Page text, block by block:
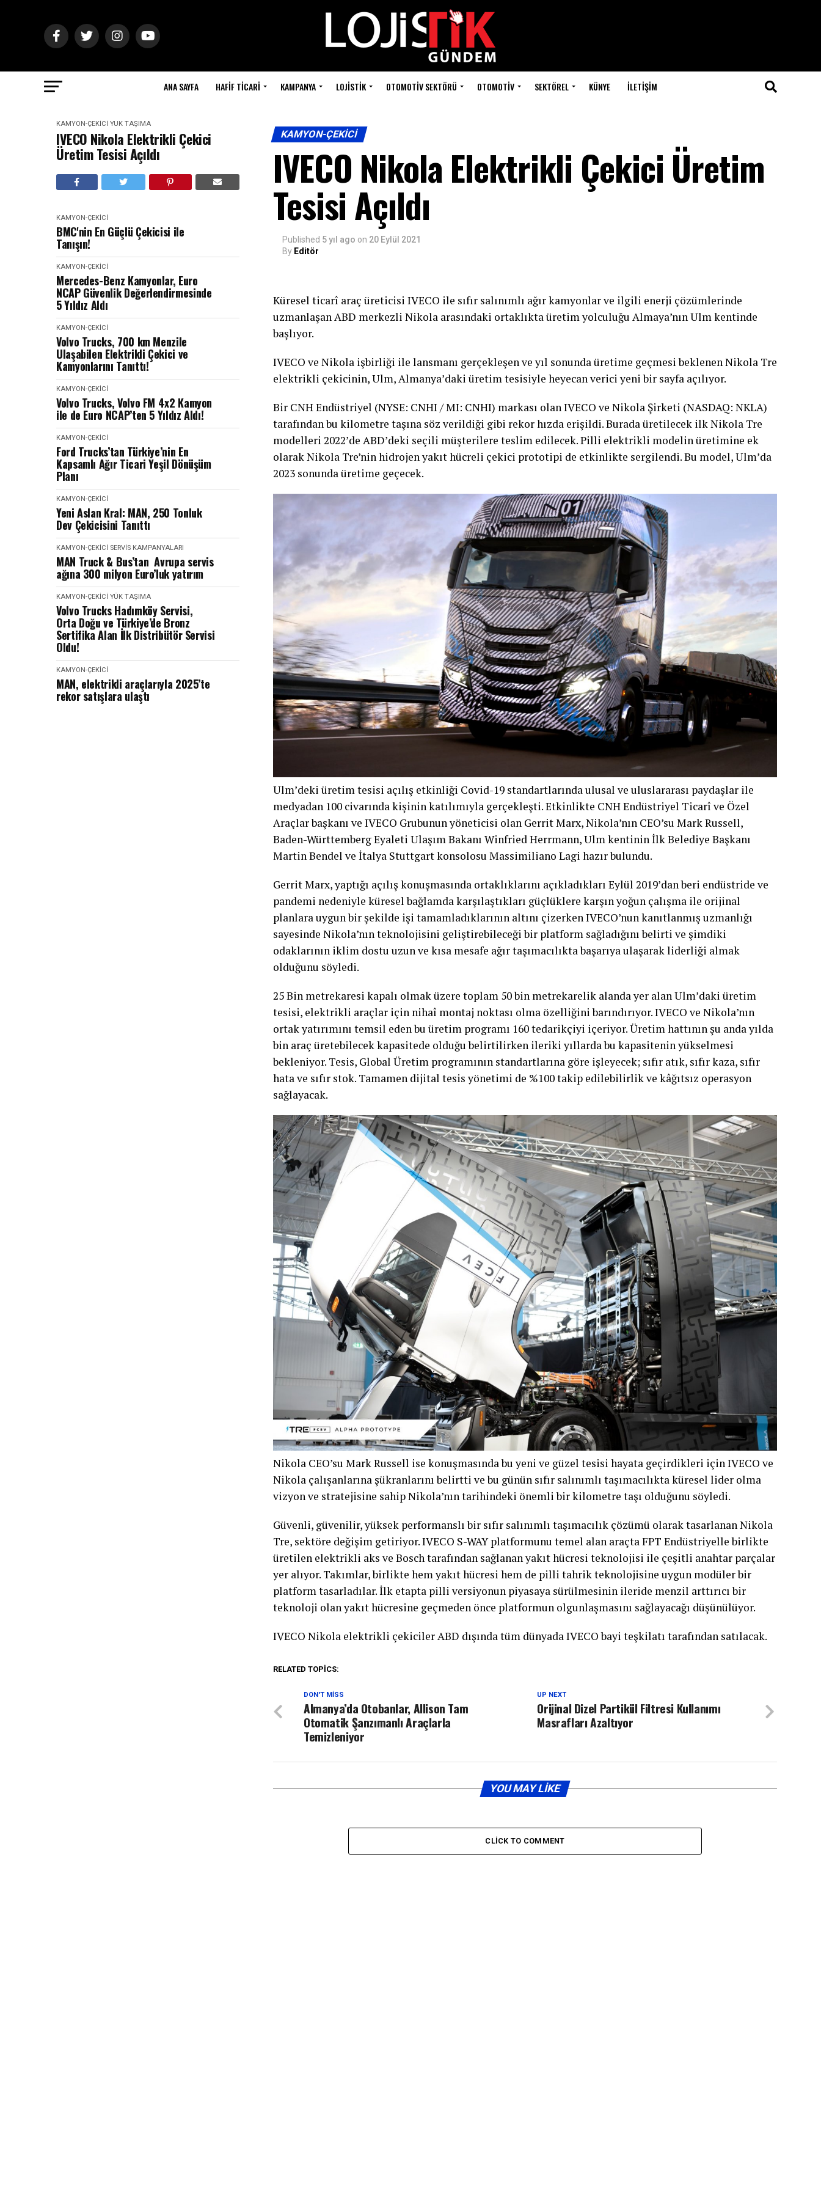
ANA SAYFA HAFIF TICARI KAMPANYA LOJISTIK OTOMOTIV SEKTÖRÜ OTOMOTIV SEKTÖREL KÜNYE İLETIŞIM
KAMYON-ÇEKICI YÜK TAŞIMA
IVECO Nikola Elektrikli Çekici
Üretim Tesisi Açıldı
KAMYON-ÇEKICI
BMC'nin En Güçlü Çekicisi ile
Tanışın!
KAMYON-ÇEKICI
Mercedes-Benz Kamyonlar, Euro
NCAP Güvenlik Değerlendirmesinde
5 Yıldız Aldı
KAMYON-ÇEKICI
Volvo Trucks, 700 km Menzile
Ulaşabilen Elektrikli Çekici ve
Kamyonlarını Tanıttı!
KAMYON-ÇEKICI
Volvo Trucks, Volvo FM 4x2 Kamyon
ile de Euro NCAP’ten 5 Yıldız Aldı!
KAMYON-ÇEKICI
Ford Trucks’tan Türkiye’nin En
Kapsamlı Ağır Ticari Yeşil Dönüşüm
Planı
KAMYON-ÇEKICI
Yeni Aslan Kral: MAN, 250 Tonluk
Dev Çekicisini Tanıttı
KAMYON-ÇEKICI SERVIS KAMPANYALARI
MAN Truck & Bus’tan Avrupa servis
ağına 300 milyon Euro’luk yatırım
KAMYON-ÇEKICI YÜK TAŞIMA
Volvo Trucks Hadımköy Servisi,
Orta Doğu ve Türkiye’de Bronz
Sertifika Alan İlk Distribütör Servisi
Oldu!
KAMYON-ÇEKICI
MAN, elektrikli araçlarıyla 2025’te
rekor satışlara ulaştı
KAMYON-ÇEKICI
IVECO Nikola Elektrikli Çekici Üretim
Tesisi Açıldı
Published 5 yıl ago on 20 Eylül 2021
By Editör
Küresel ticarî araç üreticisi IVECO ile sıfır salınımlı ağır kamyonlar ve ilgili enerji çözümlerinde
uzmanlaşan ABD merkezli Nikola arasındaki ortaklıkta üretim yolculuğu Almaya’nın Ulm kentinde
başlıyor.
IVECO ve Nikola işbirliği ile lansmanı gerçekleşen ve yıl sonunda üretime geçmesi beklenen Nikola Tre
elektrikli çekicinin, Ulm, Almanya’daki üretim tesisiyle heyecan verici yeni bir sayfa açılıyor.
Bir CNH Endüstriyel (NYSE: CNHI / MI: CNHI) markası olan IVECO ve Nikola Şirketi (NASDAQ: NKLA)
tarafından bu kilometre taşına söz verildiği gibi rekor hızda erişildi. Burada üretilecek ilk Nikola Tre
modelleri 2022’de ABD’deki seçili müşterilere teslim edilecek. Pilli elektrikli modelin üretimine ek
olarak Nikola Tre’nin hidrojen yakıt hücreli çekici prototipi de etkinlikte sergilendi. Bu model, Ulm’da
2023 sonunda üretime geçecek.
Ulm’deki üretim tesisi açılış etkinliği Covid-19 standartlarında ulusal ve uluslararası paydaşlar ile
medyadan 100 civarında kişinin katılımıyla gerçekleşti. Etkinlikte CNH Endüstriyel Ticarî ve Özel
Araçlar başkanı ve IVECO Grubunun yöneticisi olan Gerrit Marx, Nikola’nın CEO’su Mark Russell,
Baden-Württemberg Eyaleti Ulaşım Bakanı Winfried Herrmann, Ulm kentinin İlk Belediye Başkanı
Martin Bendel ve İtalya Stuttgart konsolosu Massimiliano Lagi hazır bulundu.
Gerrit Marx, yaptığı açılış konuşmasında ortaklıklarını açıkladıkları Eylül 2019’dan beri endüstride ve
pandemi nedeniyle küresel bağlamda karşılaştıkları güçlüklere karşın yoğun çalışma ile orijinal
planlara uygun bir şekilde işi tamamladıklarının altını çizerken IVECO’nun kanıtlanmış uzmanlığı
sayesinde Nikola’nın teknolojisini geliştirebileceği bir platform sağladığını belirti ve şimdiki
odaklarının iklim dostu uzun ve kısa mesafe ağır taşımacılıkta başarıya ulaşarak liderliği almak
olduğunu söyledi.
25 Bin metrekaresi kapalı olmak üzere toplam 50 bin metrekarelik alanda yer alan Ulm’daki üretim
tesisi, elektrikli araçlar için nihaî montaj noktası olma özelliğini barındırıyor. IVECO ve Nikola’nın
ortak yatırımını temsil eden bu üretim programı 160 tedarikçiyi içeriyor. Üretim hattının şu anda yılda
bin araç üretebilecek kapasitede olduğu belirtilirken ileriki yıllarda bu kapasitenin yükselmesi
bekleniyor. Tesis, Global Üretim programının standartlarına göre işleyecek; sıfır atık, sıfır kaza, sıfır
hata ve sıfır stok. Tamamen dijital tesis yönetimi de %100 takip edilebilirlik ve kâğıtsız operasyon
sağlayacak.
Nikola CEO’su Mark Russell ise konuşmasında bu yeni ve güzel tesisi hayata geçirdikleri için IVECO ve
Nikola çalışanlarına şükranlarını belirtti ve bu günün sıfır salınımlı taşımacılıkta küresel lider olma
vizyon ve stratejisine sahip Nikola’nın tarihindeki önemli bir kilometre taşı olduğunu söyledi.
Güvenli, güvenilir, yüksek performanslı bir sıfır salınımlı taşımacılık çözümü olarak tasarlanan Nikola
Tre, sektöre değişim getiriyor. IVECO S-WAY platformunu temel alan araçta FPT Endüstriyelle birlikte
üretilen elektrikli aks ve Bosch tarafından sağlanan yakıt hücresi teknolojisi ile çeşitli anahtar parçalar
yer alıyor. Takımlar, birlikte hem yakıt hücresi hem de pilli tahrik teknolojisine uygun modüler bir
platform tasarladılar. İlk etapta pilli versiyonun piyasaya sürülmesinin ileride menzil arttırıcı bir
teknoloji olan yakıt hücresine geçmeden önce platformun olgunlaşmasını sağlayacağı düşünülüyor.
IVECO Nikola elektrikli çekiciler ABD dışında tüm dünyada IVECO bayi teşkilatı tarafından satılacak.
RELATED TOPICS:
UP NEXT
Orijinal Dizel Partikül Filtresi Kullanımı
Masrafları Azaltıyor
DON'T MISS
Almanya’da Otobanlar, Allison Tam
Otomatik Şanzımanlı Araçlarla
Temizleniyor
YOU MAY LIKE
CLICK TO COMMENT